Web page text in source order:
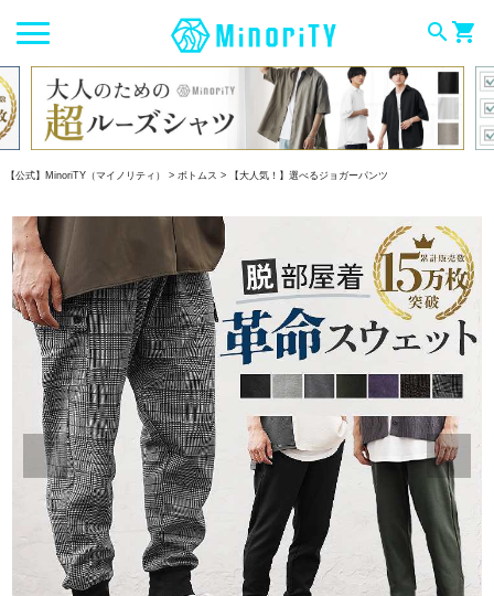
searchshopping_cart
【公式】MinoriTY（マイノリティ） ボトムス 【大人気！】選べるジョガーパンツ